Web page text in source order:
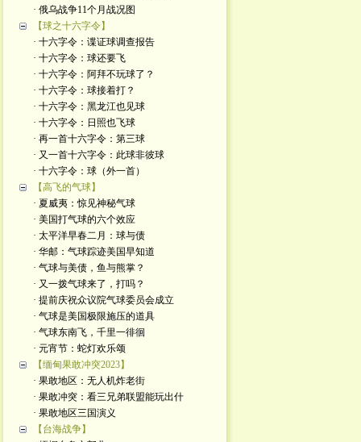
· 俄乌战争11个月战况图
【球之十六字令】
· 十六字令：谍证球调查报告
· 十六字令：球还要飞
· 十六字令：阿拜不玩球了？
· 十六字令：球接着打？
· 十六字令：黑龙江也见球
· 十六字令：日照也飞球
· 再一首十六字令：第三球
· 又一首十六字令：此球非彼球
· 十六字令：球（外一首）
【高飞的气球】
· 夏威夷：惊见神秘气球
· 美国打气球的六个效应
· 太平洋早春二月：球与债
· 华邮：气球踪迹美国早知道
· 气球与美债，鱼与熊掌？
· 又一拨气球来了，打吗？
· 提前庆祝众议院气球委员会成立
· 气球是美国极限施压的道具
· 气球东南飞，千里一徘徊
· 元宵节：蛇灯欢乐颂
【缅甸果敢冲突2023】
· 果敢地区：无人机炸老街
· 果敢冲突：看三兄弟联盟能玩出什
· 果敢地区三国演义
【台海战争】